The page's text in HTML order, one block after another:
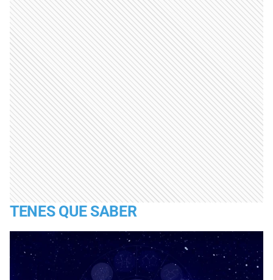
TENES QUE SABER